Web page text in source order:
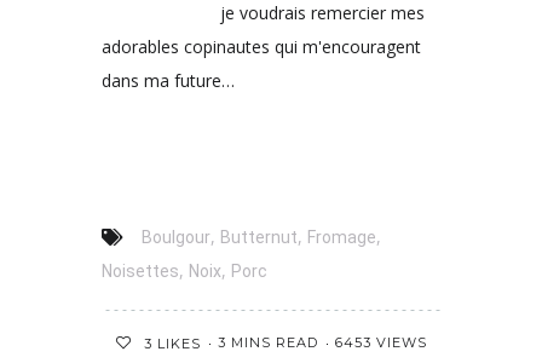
je voudrais remercier mes
adorables copinautes qui m'encouragent
dans ma future…
Boulgour, Butternut, Fromage,
Noisettes, Noix, Porc
3 LIKES 3 MINS READ 6453 VIEWS